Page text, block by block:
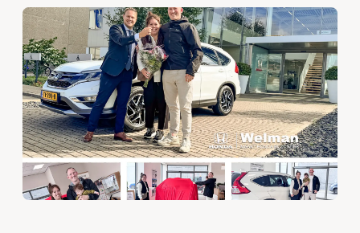
Over ons
Webshop
Contact